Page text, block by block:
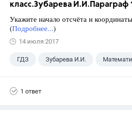
класс.Зубарева И.И.Параграф
Укажите начало отсчёта и
(Подробнее...)
14 июля 2017
ГДЗ Зубарева И.И.
1 ответ